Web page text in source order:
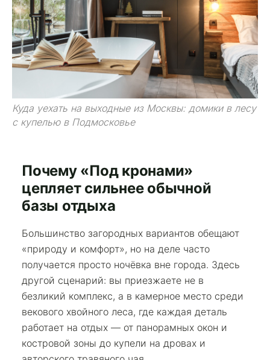
Куда уехать на выходные из Москвы: домики в лесу
с купелью в Подмосковье
Почему «Под кронами»
цепляет сильнее обычной
базы отдыха
Большинство загородных вариантов обещают
«природу и комфорт», но на деле часто
получается просто ночёвка вне города. Здесь
другой сценарий: вы приезжаете не в
безликий комплекс, а в камерное место среди
векового хвойного леса, где каждая деталь
работает на отдых — от панорамных окон и
костровой зоны до купели на дровах и